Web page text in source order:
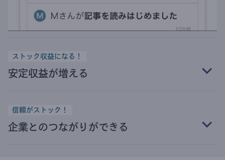
ストック収益になる！
安定収益が増える
信頼がストック！
企業とのつながりができる